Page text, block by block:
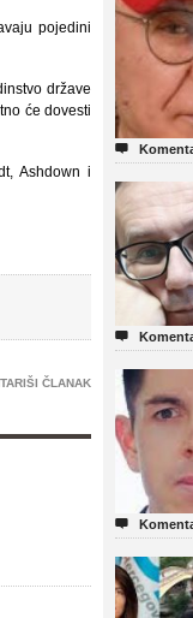
pojedini
države
će dovesti
Ashdown i
ČLANAK


